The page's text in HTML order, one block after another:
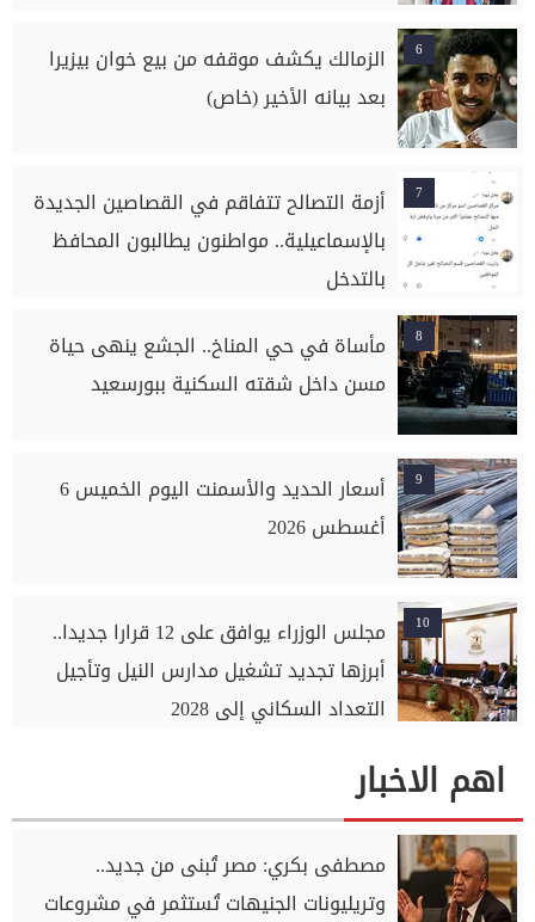
6
الزمالك يكشف موقفه من بيع خوان بيزيرا
بعد بيانه الأخير (خاص)
7
أزمة التصالح تتفاقم في القصاصين الجديدة
بالإسماعيلية.. مواطنون يطالبون المحافظ
بالتدخل
8
مأساة في حي المناخ.. الجشع ينهى حياة
مسن داخل شقته السكنية ببورسعيد
9
أسعار الحديد والأسمنت اليوم الخميس 6
أغسطس 2026
10
مجلس الوزراء يوافق على 12 قرارا جديدا..
أبرزها تجديد تشغيل مدارس النيل وتأجيل
التعداد السكاني إلى 2028
اهم الاخبار
مصطفى بكري: مصر تُبنى من جديد..
وتريليونات الجنيهات تُستثمر في مشروعات